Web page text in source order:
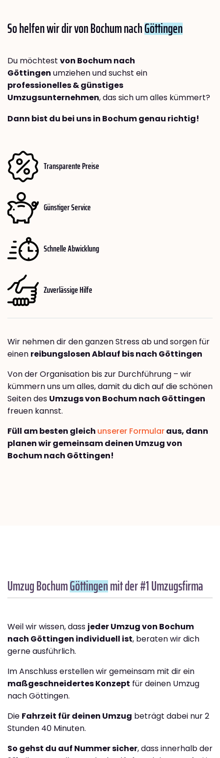
So helfen wir dir von Bochum nachGöttingen
Du möchtest von Bochum nach
Göttingen umziehen und suchst ein
professionelles & günstiges
Umzugsunternehmen, das sich um alles kümmert?
Dann bist du bei uns in Bochum genau richtig!
Transparente Preise
Günstiger Service
Schnelle Abwicklung
Zuverlässige Hilfe
Wir nehmen dir den ganzen Stress ab und sorgen für
einen reibungslosen Ablauf bis nach Göttingen
Von der Organisation bis zur Durchführung – wir
kümmern uns um alles, damit du dich auf die schönen
Seiten des Umzugs von Bochum nach Göttingen
freuen kannst.
Füll am besten gleich unserer Formularaus, dann
planen wir gemeinsam deinen Umzug von
Bochum nach Göttingen!
Umzug BochumGöttingenmit der #1 Umzugsfirma
Weil wir wissen, dass jeder Umzug von Bochum
nach Göttingen individuell ist, beraten wir dich
gerne ausführlich.
Im Anschluss erstellen wir gemeinsam mit dir ein
maßgeschneidertes Konzept für deinen Umzug
nach Göttingen.
Die Fahrzeit für deinen Umzug beträgt dabei nur 2
Stunden 40 Minuten.
So gehst du auf Nummer sicher, dass innerhalb der